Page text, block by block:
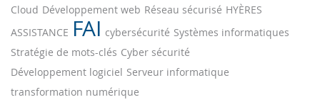
Cloud Développement web Réseau sécurisé HYÈRES
ASSISTANCE FAI cybersécurité Systèmes informatiques
Stratégie de mots-clés Cyber ​​sécurité
Développement logiciel Serveur informatique
transformation numérique